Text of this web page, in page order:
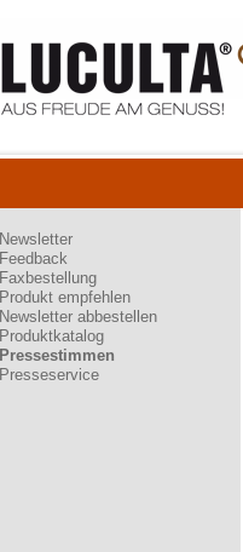
Newsletter
Feedback
Faxbestellung
Produkt empfehlen
Newsletter abbestellen
Produktkatalog
Pressestimmen
Presseservice